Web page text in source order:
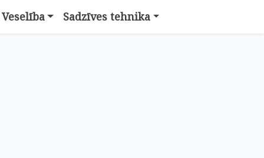
Veselība Sadzīves tehnika